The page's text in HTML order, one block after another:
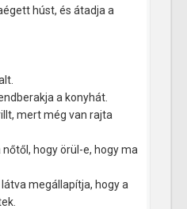
húst, és átadja a
a konyhát.
mert még van rajta
hogy örül-e, hogy ma
megállapítja, hogy a